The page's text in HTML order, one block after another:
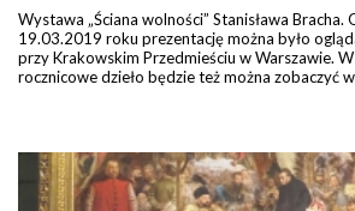
Wystawa „Ściana wolności” Stanisława Bracha.
19.03.2019 roku prezentację można było
przy Krakowskim Przedmieściu w Warszawie.
rocznicowe dzieło będzie też można zobaczyć